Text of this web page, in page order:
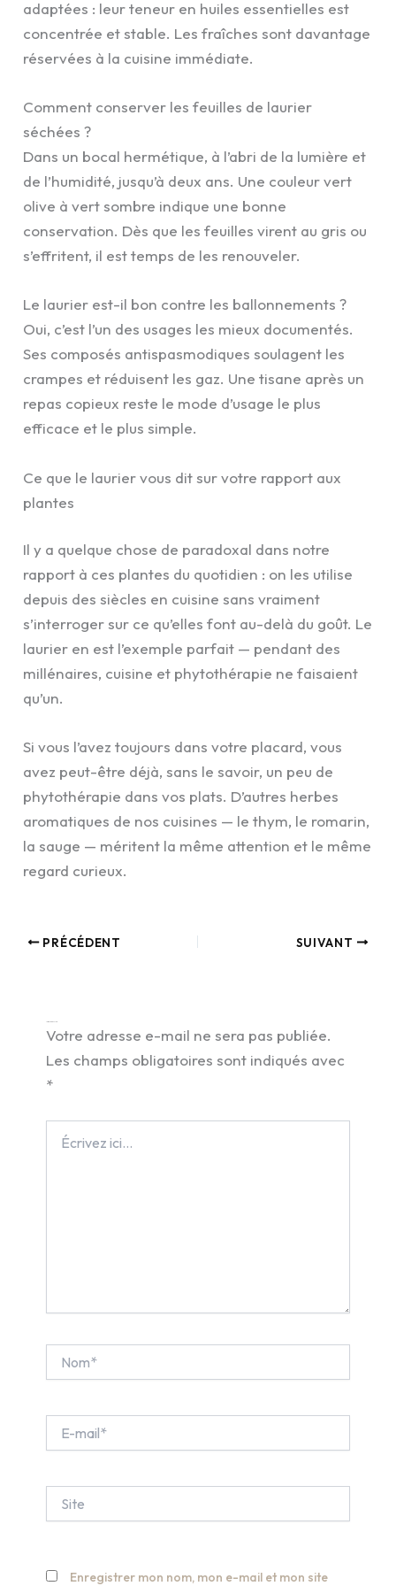
adaptées : leur teneur en huiles essentielles est
concentrée et stable. Les fraîches sont davantage
réservées à la cuisine immédiate.
Comment conserver les feuilles de laurier
séchées ?
Dans un bocal hermétique, à l’abri de la lumière et
de l’humidité, jusqu’à deux ans. Une couleur vert
olive à vert sombre indique une bonne
conservation. Dès que les feuilles virent au gris ou
s’effritent, il est temps de les renouveler.
Le laurier est-il bon contre les ballonnements ?
Oui, c’est l’un des usages les mieux documentés.
Ses composés antispasmodiques soulagent les
crampes et réduisent les gaz. Une tisane après un
repas copieux reste le mode d’usage le plus
efficace et le plus simple.
Ce que le laurier vous dit sur votre rapport aux
plantes
Il y a quelque chose de paradoxal dans notre
rapport à ces plantes du quotidien : on les utilise
depuis des siècles en cuisine sans vraiment
s’interroger sur ce qu’elles font au-delà du goût. Le
laurier en est l’exemple parfait — pendant des
millénaires, cuisine et phytothérapie ne faisaient
qu’un.
Si vous l’avez toujours dans votre placard, vous
avez peut-être déjà, sans le savoir, un peu de
phytothérapie dans vos plats. D’autres herbes
aromatiques de nos cuisines — le thym, le romarin,
la sauge — méritent la même attention et le même
regard curieux.
PRÉCÉDENT SUIVANT
Votre adresse e-mail ne sera pas publiée.
Les champs obligatoires sont indiqués avec
*
ici…
mail*
Enregistrer mon nom, mon e-mail et mon site